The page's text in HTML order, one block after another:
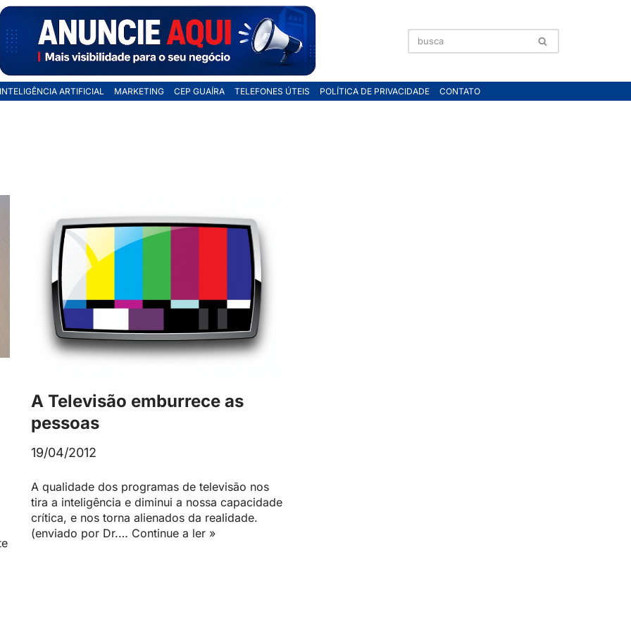
INTELIGÊNCIA ARTIFICIAL MARKETING CEP GUAÍRA TELEFONES ÚTEIS POLÍTICA DE PRIVACIDADE CONTATO
A Televisão emburrece as
pessoas
19/04/2012
A qualidade dos programas de televisão nos
tira a inteligência e diminui a nossa capacidade
crítica, e nos torna alienados da realidade.
(enviado por Dr.… Continue a ler »